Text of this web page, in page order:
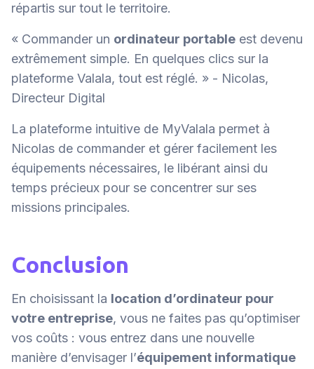
répartis sur tout le territoire.
« Commander un ordinateur portable est devenu
extrêmement simple. En quelques clics sur la
plateforme Valala, tout est réglé. » - Nicolas,
Directeur Digital
La plateforme intuitive de MyValala permet à
Nicolas de commander et gérer facilement les
équipements nécessaires, le libérant ainsi du
temps précieux pour se concentrer sur ses
missions principales.
Conclusion
En choisissant la location d’ordinateur pour
votre entreprise, vous ne faites pas qu’optimiser
vos coûts : vous entrez dans une nouvelle
manière d’envisager l’équipement informatique